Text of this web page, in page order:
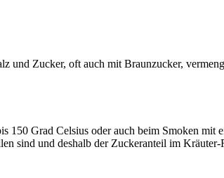
und Zucker, oft auch mit Braunzucker,
Grad Celsius oder auch beim Smoken mit
sind und deshalb der Zuckeranteil im